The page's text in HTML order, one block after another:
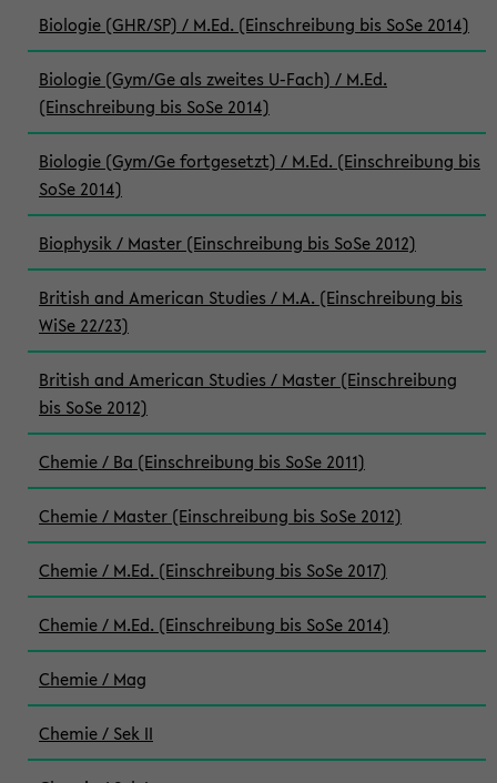
Biologie (GHR/SP) / M.Ed. (Einschreibung bis SoSe 2014)
Biologie (Gym/Ge als zweites U-Fach) / M.Ed.
(Einschreibung bis SoSe 2014)
Biologie (Gym/Ge fortgesetzt) / M.Ed. (Einschreibung bis
SoSe 2014)
Biophysik / Master (Einschreibung bis SoSe 2012)
British and American Studies / M.A. (Einschreibung bis
WiSe 22/23)
British and American Studies / Master (Einschreibung
bis SoSe 2012)
Chemie / Ba (Einschreibung bis SoSe 2011)
Chemie / Master (Einschreibung bis SoSe 2012)
Chemie / M.Ed. (Einschreibung bis SoSe 2017)
Chemie / M.Ed. (Einschreibung bis SoSe 2014)
Chemie / Mag
Chemie / Sek II